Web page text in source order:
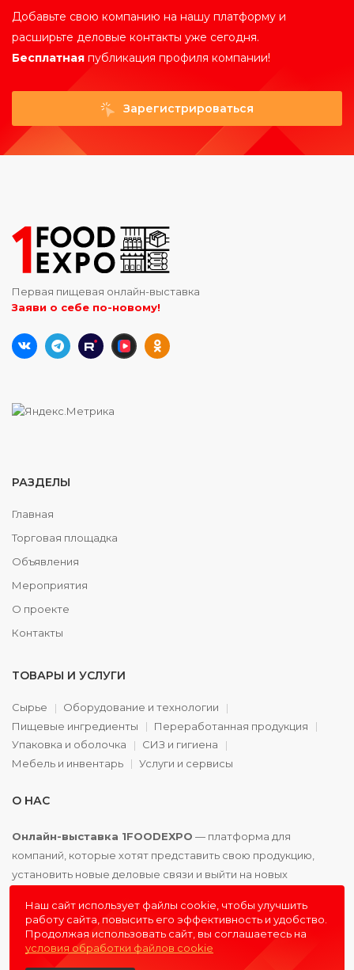
Добавьте свою компанию на нашу платформу и
расширьте деловые контакты уже сегодня.
Бесплатная публикация профиля компании!
Зарегистрироваться
Первая пищевая онлайн-выставка
Заяви о себе по-новому!
РАЗДЕЛЫ
Главная
Торговая площадка
Объявления
Мероприятия
О проекте
Контакты
ТОВАРЫ И УСЛУГИ
Сырье
Оборудование и технологии
Пищевые ингредиенты
Переработанная продукция
Упаковка и оболочка
СИЗ и гигиена
Мебель и инвентарь
Услуги и сервисы
О НАС
Онлайн-выставка 1FOODEXPO — платформа для
компаний, которые хотят представить свою продукцию,
установить новые деловые связи и выйти на новых
Наш сайт использует файлы cookie, чтобы улучшить
работу сайта, повысить его эффективность и удобство.
Продолжая использовать сайт, вы соглашаетесь на
условия обработки файлов cookie